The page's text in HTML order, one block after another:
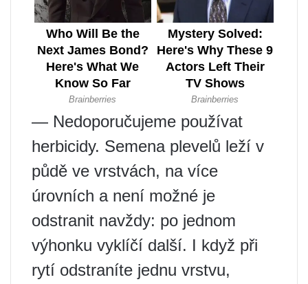
— Nedoporučujeme používat
herbicidy. Semena plevelů leží v
půdě ve vrstvách, na více
úrovních a není možné je
odstranit navždy: po jednom
výhonku vyklíčí další. I když při
rytí odstraníte jednu vrstvu,